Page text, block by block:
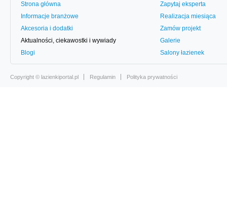
Strona główna
Informacje branżowe
Akcesoria i dodatki
Aktualności, ciekawostki i wywiady
Blogi
Zapytaj eksperta
Realizacja miesiąca
Zamów projekt
Galerie
Salony łazienek
Copyright © lazienkiportal.pl Regulamin Polityka prywatności